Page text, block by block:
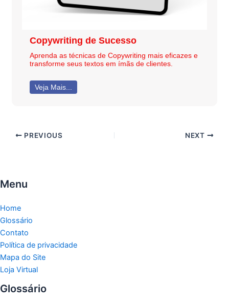
Copywriting de Sucesso
Aprenda as técnicas de Copywriting mais eficazes e
transforme seus textos em ímãs de clientes.
Veja Mais...
PREVIOUS NEXT
Menu
Home
Glossário
Contato
Política de privacidade
Mapa do Site
Loja Virtual
Glossário